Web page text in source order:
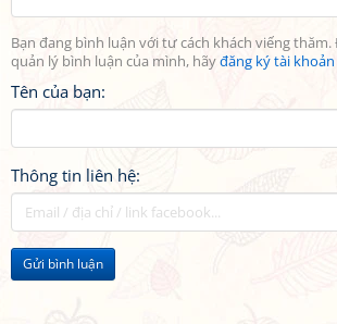
Bạn đang bình luận với tư cách khách viếng
quản lý bình luận của mình, hãyđăng ký tài khoản
Tên của bạn:
Thông tin liên hệ:
Gửi bình luận